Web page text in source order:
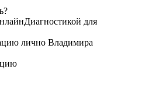
для
лично Владимира